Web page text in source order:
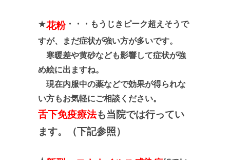
★花粉・・・もうじきピーク超えそうで
すが、まだ症状が強い方が多いです。
寒暖差や黄砂なども影響して症状が強
め絵に出ますね。
現在内服中の薬などで効果が得られな
い方もお気軽にご相談ください。
舌下免疫療法も当院では行ってい
ます。（下記参照）